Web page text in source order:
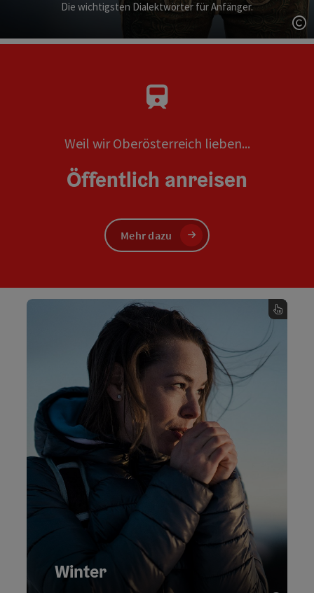
Die wichtigsten Dialektwörter für Anfänger.
Weil wir Oberösterreich lieben...
Öffentlich anreisen
Mehr dazu
Winter
Winter
Tauch ein in die faszinierende Winterwelt von
Oberösterreich und erlebe unvergessliche
Momente im Schnee. Ob beim Skifahren,
Langlaufen, Schneeschuh- oder
Winterwandern.
Mehr zum Winter